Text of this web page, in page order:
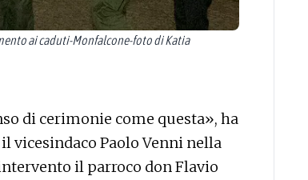
ai caduti-Monfalcone-foto di Katia
di cerimonie come questa», ha
vicesindaco Paolo Venni nella
il parroco don Flavio